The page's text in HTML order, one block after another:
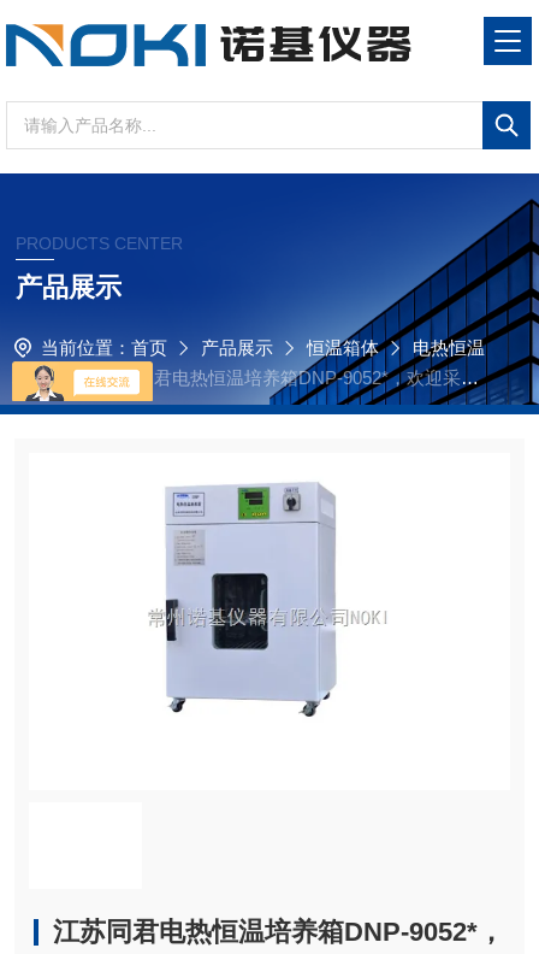
PRODUCTS CENTER
产品展示
当前位置： 首页 产品展示 恒温箱体
电热恒温
培养箱
江苏同君电热恒温培养箱DNP-9052*，欢迎采购
咨询！
江苏同君电热恒温培养箱DNP-9052*，